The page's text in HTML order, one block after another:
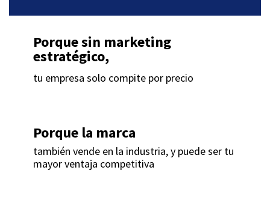
Porque sin marketing
estratégico,
tu empresa solo compite por precio
Porque la marca
también vende en la industria, y puede ser tu
mayor ventaja competitiva​